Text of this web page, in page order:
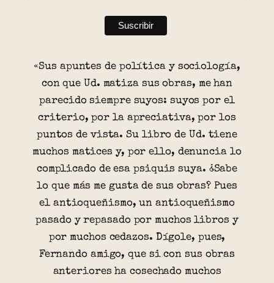
«Sus apuntes de política y sociología,
con que Ud. matiza sus obras, me han
parecido siempre suyos: suyos por el
criterio, por la apreciativa, por los
puntos de vista. Su libro de Ud. tiene
muchos matices y, por ello, denuncia lo
complicado de esa psiquis suya. ¿Sabe
lo que más me gusta de sus obras? Pues
el antioqueñismo, un antioqueñismo
pasado y repasado por muchos libros y
por muchos cedazos. Dígole, pues,
Fernando amigo, que si con sus obras
anteriores ha cosechado muchos